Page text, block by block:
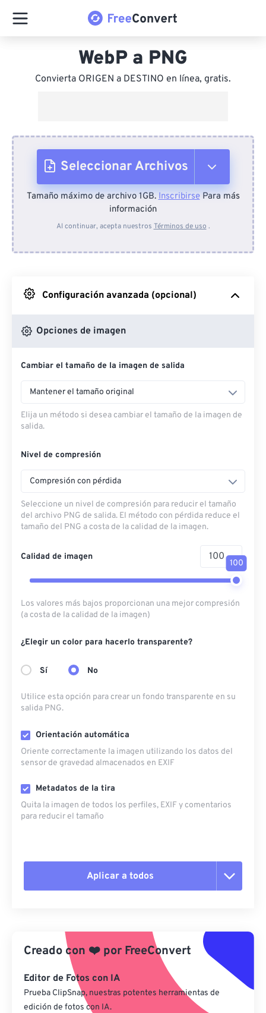
WebP a PNG
Convierta ORIGEN a DESTINO en línea, gratis.
Seleccionar Archivos
Desde el dispositivo
Desde Google Drive
Desde OneDrive
Desde URL
Tamaño máximo de archivo 1GB.InscribirsePara más
información
Al continuar, acepta nuestros Términos de uso .
Configuración avanzada (opcional)
Opciones de imagen
Cambiar el tamaño de la imagen de salida
Mantener el tamaño original
Elija un método si desea cambiar el tamaño de la imagen de
salida.
Nivel de compresión
Compresión con pérdida
Seleccione un nivel de compresión para reducir el tamaño
del archivo PNG de salida. El método con pérdida reduce el
tamaño del PNG a costa de la calidad de la imagen.
Calidad de imagen
100
Los valores más bajos proporcionan una mejor compresión
(a costa de la calidad de la imagen)
¿Elegir un color para hacerlo transparente?
Sí No
Utilice esta opción para crear un fondo transparente en su
salida PNG.
Orientación automática
Oriente correctamente la imagen utilizando los datos del
sensor de gravedad almacenados en EXIF
Metadatos de la tira
Quita la imagen de todos los perfiles, EXIF ​​y comentarios
para reducir el tamaño
Aplicar a todos
Aplicar desde el ajuste preestablecido
Guardar como preestablecido
Creado con ❤️ por FreeConvert
Editor de Fotos con IA
Prueba ClipSnap, nuestras potentes herramientas de
edición de fotos con IA.